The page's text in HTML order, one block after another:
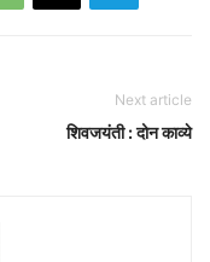
Next article
शिवजयंती : दोन काव्ये